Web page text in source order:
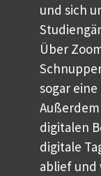
und sich
Über
sogar
digitalen
digitale
ablief und